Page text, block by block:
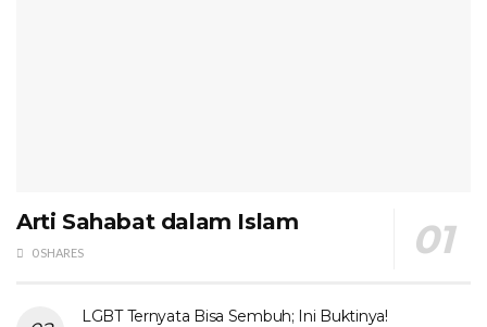
Arti Sahabat dalam Islam
0 SHARES
LGBT Ternyata Bisa Sembuh; Ini Buktinya!